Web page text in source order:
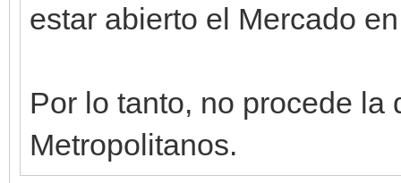
estar abierto el Mercado
Por lo tanto, no procede
Metropolitanos.